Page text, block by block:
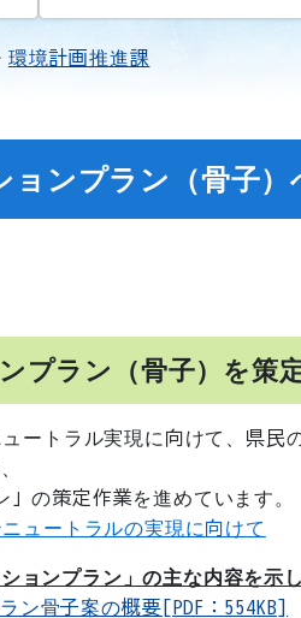
環境計画推進課
ョンプラン（骨子
プラン（骨子）を策
ートラル実現に向けて、県民
の策定作業を進めています。
ュートラルの実現に向けて
ョンプラン」の主な内容を示
ン骨子案の概要[PDF：554KB]